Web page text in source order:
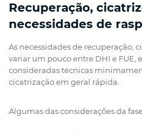
Recuperação,
necessidades de
As necessidades de recuperação,
variar um pouco entre DHI e FUE,
consideradas técnicas
cicatrização em geral rápida.
Algumas das considerações da